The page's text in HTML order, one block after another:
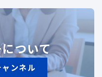
ついて
ンネル